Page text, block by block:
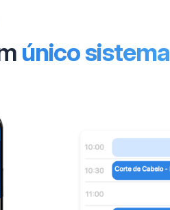
único sistema